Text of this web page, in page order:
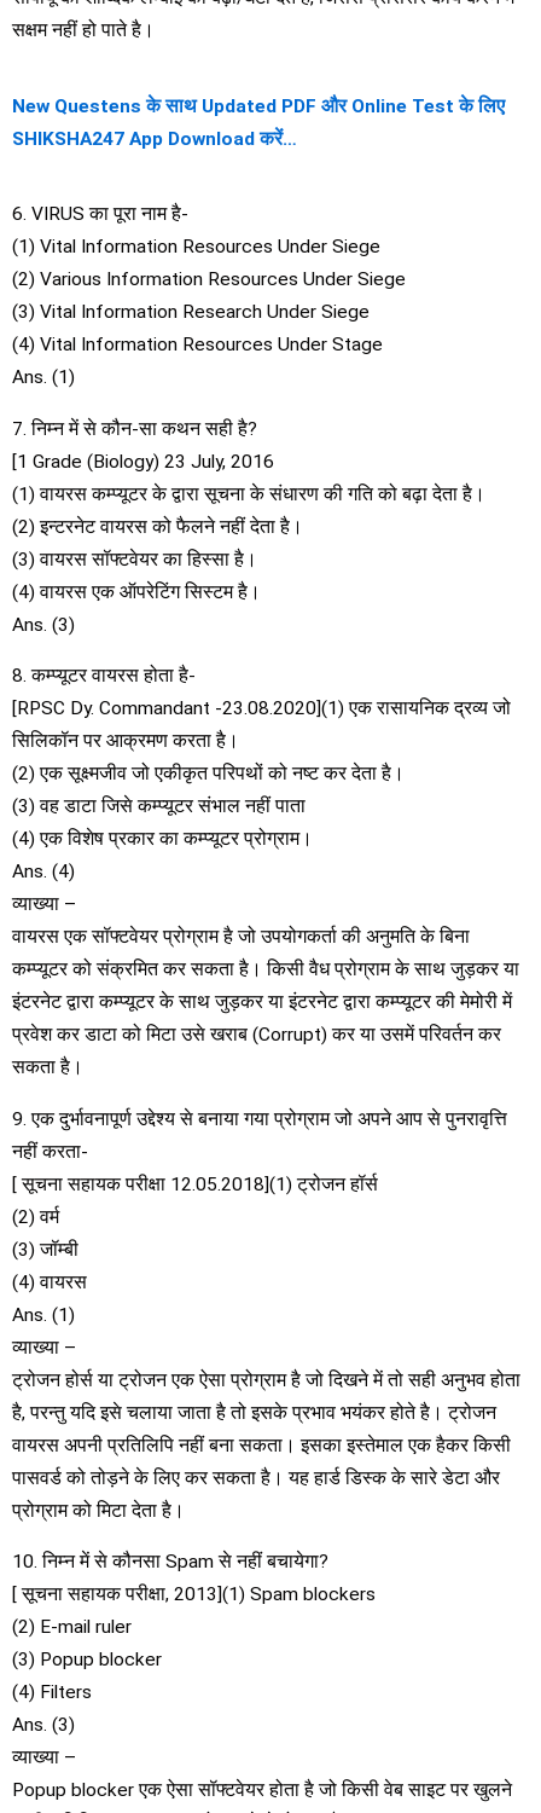
सक्षम नहीं हो पाते है।
New Questens के साथ Updated PDF और Online Test के लिए
SHIKSHA247 App Download करें…
6. VIRUS का पूरा नाम है-
(1) Vital Information Resources Under Siege
(2) Various Information Resources Under Siege
(3) Vital Information Research Under Siege
(4) Vital Information Resources Under Stage
Ans. (1)
7. निम्न में से कौन-सा कथन सही है?
[1 Grade (Biology) 23 July, 2016
(1) वायरस कम्प्यूटर के द्वारा सूचना के संधारण की गति को बढ़ा देता है।
(2) इन्टरनेट वायरस को फैलने नहीं देता है।
(3) वायरस सॉफ्टवेयर का हिस्सा है।
(4) वायरस एक ऑपरेटिंग सिस्टम है।
Ans. (3)
8. कम्प्यूटर वायरस होता है-
[RPSC Dy. Commandant -23.08.2020](1) एक रासायनिक द्रव्य जो
सिलिकॉन पर आक्रमण करता है।
(2) एक सूक्ष्मजीव जो एकीकृत परिपथों को नष्ट कर देता है।
(3) वह डाटा जिसे कम्प्यूटर संभाल नहीं पाता
(4) एक विशेष प्रकार का कम्प्यूटर प्रोग्राम।
Ans. (4)
व्याख्या –
वायरस एक सॉफ्टवेयर प्रोग्राम है जो उपयोगकर्ता की अनुमति के बिना
कम्प्यूटर को संक्रमित कर सकता है। किसी वैध प्रोग्राम के साथ जुड़कर या
इंटरनेट द्वारा कम्प्यूटर के साथ जुड़कर या इंटरनेट द्वारा कम्प्यूटर की मेमोरी में
प्रवेश कर डाटा को मिटा उसे खराब (Corrupt) कर या उसमें परिवर्तन कर
सकता है।
9. एक दुर्भावनापूर्ण उद्देश्य से बनाया गया प्रोग्राम जो अपने आप से पुनरावृत्ति
नहीं करता-
[ सूचना सहायक परीक्षा 12.05.2018](1) ट्रोजन हॉर्स
(2) वर्म
(3) जॉम्बी
(4) वायरस
Ans. (1)
व्याख्या –
ट्रोजन होर्स या ट्रोजन एक ऐसा प्रोग्राम है जो दिखने में तो सही अनुभव होता
है, परन्तु यदि इसे चलाया जाता है तो इसके प्रभाव भयंकर होते है। ट्रोजन
वायरस अपनी प्रतिलिपि नहीं बना सकता। इसका इस्तेमाल एक हैकर किसी
पासवर्ड को तोड़ने के लिए कर सकता है। यह हार्ड डिस्क के सारे डेटा और
प्रोग्राम को मिटा देता है।
10. निम्न में से कौनसा Spam से नहीं बचायेगा?
[ सूचना सहायक परीक्षा, 2013](1) Spam blockers
(2) E-mail ruler
(3) Popup blocker
(4) Filters
Ans. (3)
व्याख्या –
Popup blocker एक ऐसा सॉफ्टवेयर होता है जो किसी वेब साइट पर खुलने